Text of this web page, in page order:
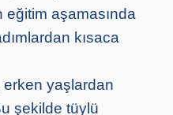
eğitim aşamasında
kısaca
erken yaşlardan
şekilde tüylü